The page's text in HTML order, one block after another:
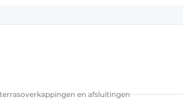
en afsluitingen